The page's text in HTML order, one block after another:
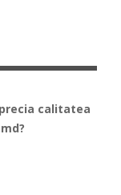
calitatea